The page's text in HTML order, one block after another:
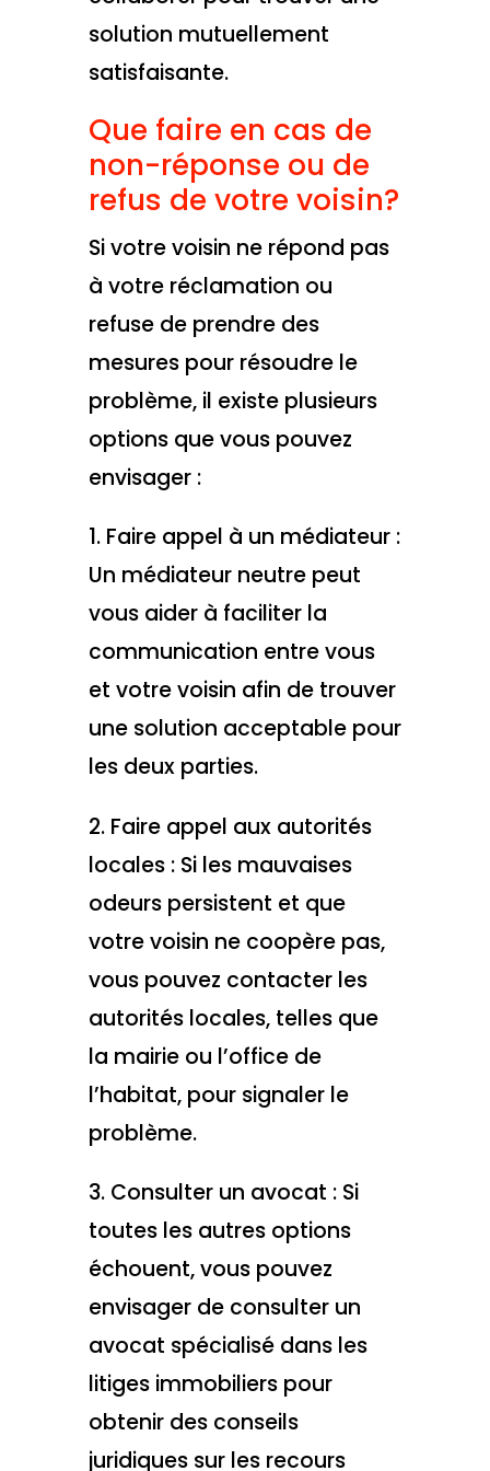
solution mutuellement
satisfaisante.
Que faire en cas de
non-réponse ou de
refus de votre voisin?
Si votre voisin ne répond pas
à votre réclamation ou
refuse de prendre des
mesures pour résoudre le
problème, il existe plusieurs
options que vous pouvez
envisager :
1. Faire appel à un médiateur :
Un médiateur neutre peut
vous aider à faciliter la
communication entre vous
et votre voisin afin de trouver
une solution acceptable pour
les deux parties.
2. Faire appel aux autorités
locales : Si les mauvaises
odeurs persistent et que
votre voisin ne coopère pas,
vous pouvez contacter les
autorités locales, telles que
la mairie ou l’office de
l’habitat, pour signaler le
problème.
3. Consulter un avocat : Si
toutes les autres options
échouent, vous pouvez
envisager de consulter un
avocat spécialisé dans les
litiges immobiliers pour
obtenir des conseils
juridiques sur les recours